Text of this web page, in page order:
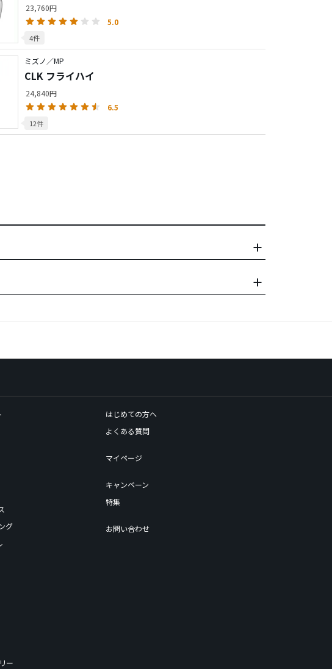
23,760円
5.0
4件
ミズノ／MP
CLK フライハイ
24,840円
6.5
12件
グ
ー
はじめての方へ
よくある質問
マイページ
キャンペーン
特集
お問い合わせ